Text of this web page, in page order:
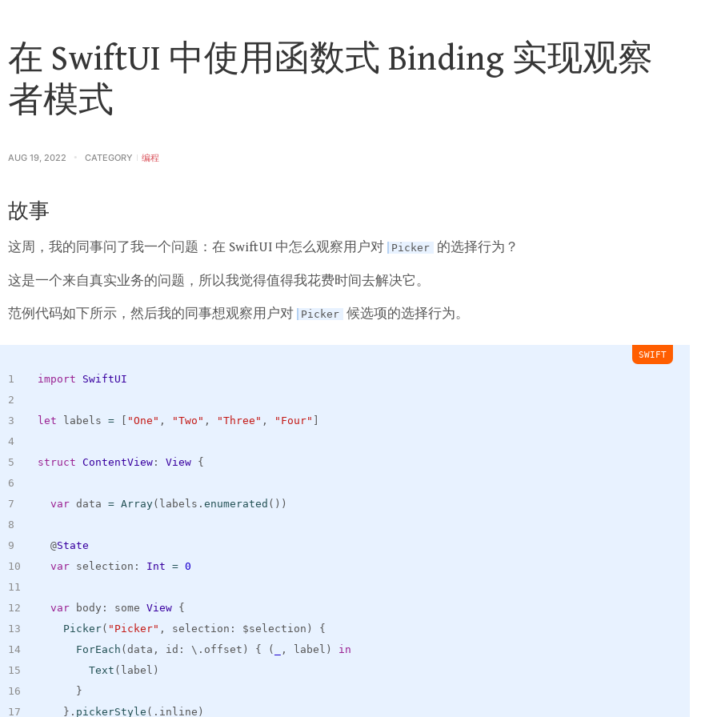
在 SwiftUI 中使用函数式 Binding 实现观察
者模式
AUG 19, 2022 CATEGORY 编程
故事
这周，我的同事问了我一个问题：在 SwiftUI 中怎么观察用户对 Picker 的选择行为？
这是一个来自真实业务的问题，所以我觉得值得我花费时间去解决它。
范例代码如下所示，然后我的同事想观察用户对 Picker 候选项的选择行为。
SWIFT
import SwiftUI
let labels = "One" , "Two" , "Three" , "Four"
struct ContentView : View {
var data = Array( labels .enumerated ( ) )
  @
State
var selection : Int = 0
var body : some View {
Picker( "Picker" , selection : $selection )
{
ForEach (data , id : \ . offset ) { ( , label )
in
Text ( label )
}
} . pickerStyle ( . inline )